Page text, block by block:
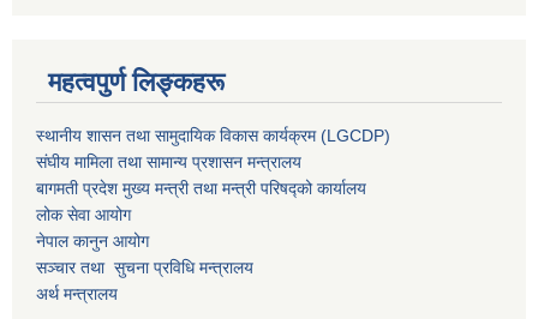
महत्वपुर्ण लिङ्कहरू
स्थानीय शासन तथा सामुदायिक विकास कार्यक्रम (LGCDP)
संघीय मामिला तथा सामान्य प्रशासन मन्त्रालय
बागमती प्रदेश मुख्य मन्त्री तथा मन्त्री परिषद्को कार्यालय
लोक सेवा आयोग
नेपाल कानुन आयोग
सञ्चार तथा सुचना प्रविधि मन्त्रालय
अर्थ मन्त्रालय